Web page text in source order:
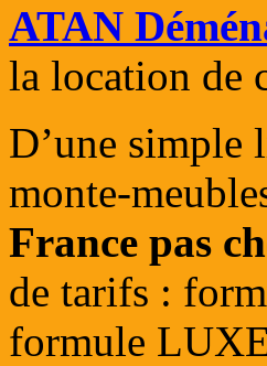
ATAN
la location de
D’une simple
monte-
France pas
de tarifs :
formule